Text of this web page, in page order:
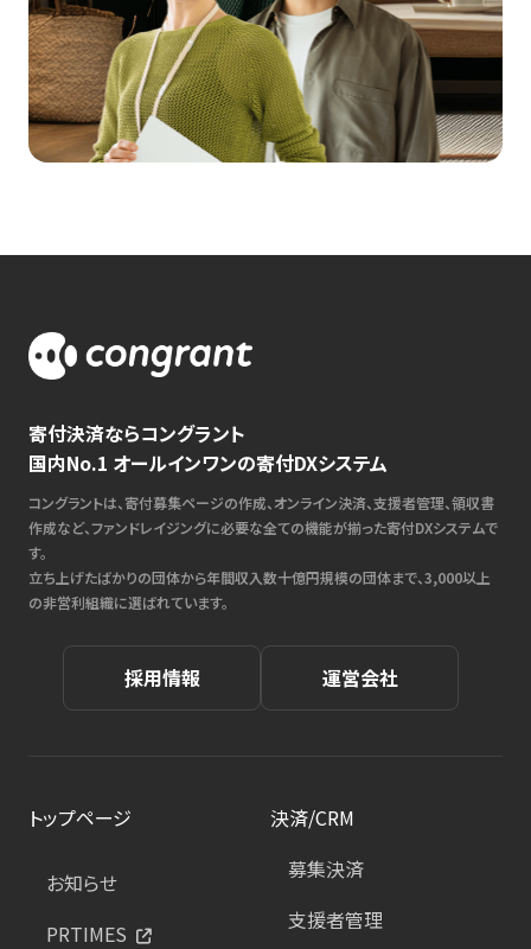
寄付決済ならコングラント
国内No.1 オールインワンの寄付DXシステム
コングラントは、寄付募集ページの作成、オンライン決済、支援者管理、領収書
作成など、ファンドレイジングに必要な全ての機能が揃った寄付DXシステムで
す。
立ち上げたばかりの団体から年間収入数十億円規模の団体まで、3,000以上
の非営利組織に選ばれています。
採用情報 運営会社
トップページ
お知らせ
PRTIMES
決済/CRM
募集決済
支援者管理